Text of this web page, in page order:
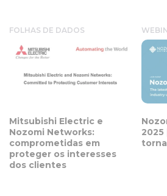
FOLHAS DE DADOS
Mitsubishi Electric e
Nozomi Networks:
comprometidas em
proteger os interesses
dos clientes
2025